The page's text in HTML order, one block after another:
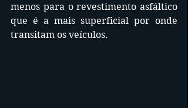
menos para o revestimento asfáltico
que é a mais superficial por onde
transitam os veículos.